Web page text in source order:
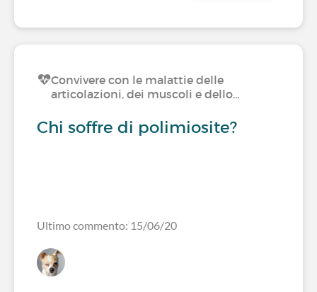
Convivere con le malattie delle
articolazioni, dei muscoli e dello…
Chi soffre di polimiosite?
Ultimo commento: 15/06/20